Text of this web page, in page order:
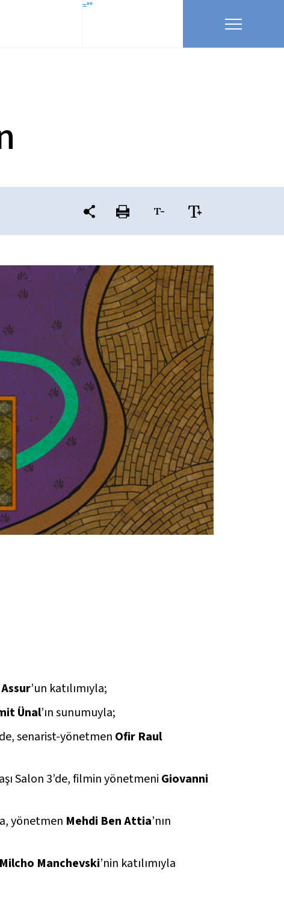
=""
’un katılımıyla;
Ünal’ın sunumuyla;
senarist-yönetmen Ofir Raul
Salon 3’de, filmin yönetmeni Giovanni
yönetmen Mehdi Ben Attia’nın
Milcho Manchevski’nin katılımıyla